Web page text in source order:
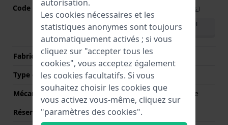
Code Mouvement Voir les spécifications )
Télécharger le manuel
(English)
Fabricant de mouvement
Seiko Instruments Inc.
Type d'affichage
Analogique
Mécanisme
Mécanique automatique
Réserve de marche
50
autorisation.
Les cookies nécessaires et les
statistiques anonymes sont toujours
automatiquement activés ; si vous
cliquez sur "accepter tous les
cookies", vous acceptez également
les cookies facultatifs. Si vous
souhaitez choisir les cookies que
vous activez vous-même, cliquez sur
"paramètres des cookies".